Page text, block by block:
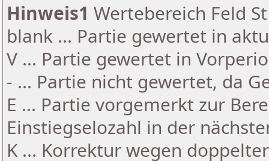
Hinweis1 Wertebereich Feld
blank ... Partie gewertet in
V ... Partie gewertet in
- ... Partie nicht gewertet, da
E ... Partie vorgemerkt zur
Einstiegselozahl in der
K ... Korrektur wegen